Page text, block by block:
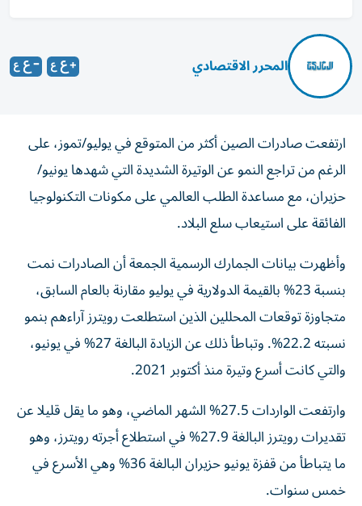
المحرر الاقتصادي
ارتفعت صادرات الصين أكثر من المتوقع في يوليو/تموز، على
الرغم من تراجع النمو عن الوتيرة الشديدة التي شهدها يونيو/
حزيران، مع مساعدة الطلب العالمي على مكونات التكنولوجيا
الفائقة على استيعاب سلع البلاد.
وأظهرت بيانات الجمارك الرسمية الجمعة أن الصادرات نمت
بنسبة 23% بالقيمة الدولارية في يوليو مقارنة بالعام السابق،
متجاوزة توقعات المحللين الذين استطلعت رويترز آراءهم بنمو
نسبته 22.2%. وتباطأ ذلك عن الزيادة البالغة 27% في يونيو،
والتي كانت أسرع وتيرة منذ أكتوبر 2021.
وارتفعت الواردات 27.5% الشهر الماضي، وهو ما يقل قليلا عن
تقديرات رويترز البالغة 27.9% في استطلاع أجرته رويترز، وهو
ما يتباطأ من قفزة يونيو حزيران البالغة 36% وهي الأسرع في
خمس سنوات.